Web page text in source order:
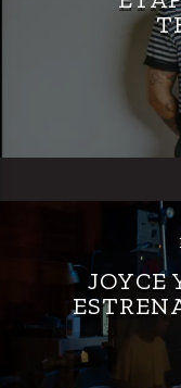
JOYCE